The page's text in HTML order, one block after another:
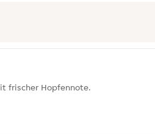
frischer Hopfennote.